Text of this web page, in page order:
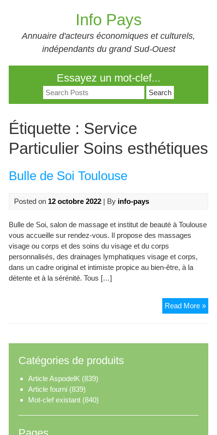
Info Pays
Annuaire d'acteurs économiques et culturels,
indépendants du grand Sud-Ouest
Essayez un mot-clef...
Search
for:
Étiquette : Service
Particulier Soins esthétiques
Bulle de Soi Toulouse
Posted on 12 octobre 2022| By info-pays
Bulle de Soi, salon de massage et institut de beauté à Toulouse
vous accueille sur rendez-vous. Il propose des massages
visage ou corps et des soins du visage et du corps
personnalisés, des drainages lymphatiques visage et corps,
dans un cadre original et intimiste propice au bien-être, à la
détente et à la sérénité. Tous […]
Read More »
de
Catégories de produits
Article AspodelK (839)
Article fourni (839)
Mot-clef existant (840)